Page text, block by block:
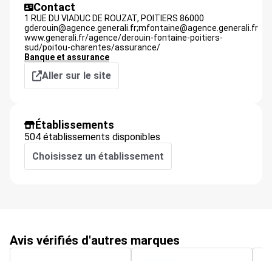
Contact
1 RUE DU VIADUC DE ROUZAT, POITIERS 86000
gderouin@agence.generali.fr;mfontaine@agence.generali.fr
www.generali.fr/agence/derouin-fontaine-poitiers-
sud/poitou-charentes/assurance/
Banque et assurance
Aller sur le site
Établissements
504 établissements disponibles
Choisissez un établissement
Avis vérifiés d'autres marques